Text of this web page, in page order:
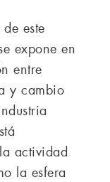
este
expone en
entre
y cambio
actividad
la esfera